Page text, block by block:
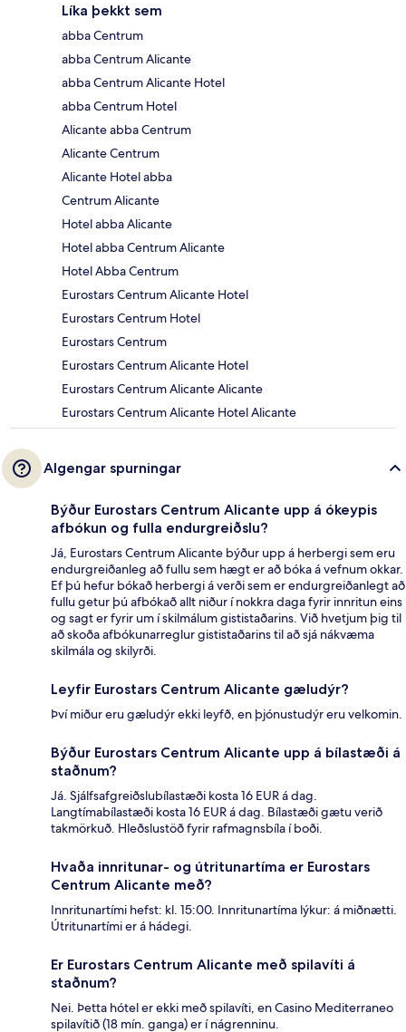
Líka þekkt sem
abba Centrum
abba Centrum Alicante
abba Centrum Alicante Hotel
abba Centrum Hotel
Alicante abba Centrum
Alicante Centrum
Alicante Hotel abba
Centrum Alicante
Hotel abba Alicante
Hotel abba Centrum Alicante
Hotel Abba Centrum
Eurostars Centrum Alicante Hotel
Eurostars Centrum Hotel
Eurostars Centrum
Eurostars Centrum Alicante Hotel
Eurostars Centrum Alicante Alicante
Eurostars Centrum Alicante Hotel Alicante
Algengar spurningar
Býður Eurostars Centrum Alicante upp á ókeypis
afbókun og fulla endurgreiðslu?
Já, Eurostars Centrum Alicante býður upp á herbergi sem eru
endurgreiðanleg að fullu sem hægt er að bóka á vefnum okkar.
Ef þú hefur bókað herbergi á verði sem er endurgreiðanlegt að
fullu getur þú afbókað allt niður í nokkra daga fyrir innritun eins
og sagt er fyrir um í skilmálum gististaðarins. Við hvetjum þig til
að skoða afbókunarreglur gististaðarins til að sjá nákvæma
skilmála og skilyrði.
Leyfir Eurostars Centrum Alicante gæludýr?
Því miður eru gæludýr ekki leyfð, en þjónustudýr eru velkomin.
Býður Eurostars Centrum Alicante upp á bílastæði á
staðnum?
Já. Sjálfsafgreiðslubílastæði kosta 16 EUR á dag.
Langtímabílastæði kosta 16 EUR á dag. Bílastæði gætu verið
takmörkuð. Hleðslustöð fyrir rafmagnsbíla í boði.
Hvaða innritunar- og útritunartíma er Eurostars
Centrum Alicante með?
Innritunartími hefst: kl. 15:00. Innritunartíma lýkur: á miðnætti.
Útritunartími er á hádegi.
Er Eurostars Centrum Alicante með spilavíti á
staðnum?
Nei. Þetta hótel er ekki með spilavíti, en Casino Mediterraneo
spilavítið (18 mín. ganga) er í nágrenninu.